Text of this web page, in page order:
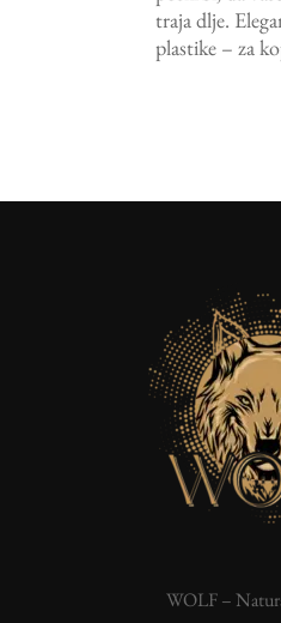
traja dlje.
plastike – za
WOLF –